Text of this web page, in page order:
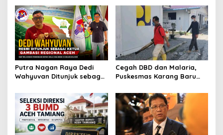
Lokal Aceh Resmi Dikontrak
Putra Nagan Raya Dedi
Wahyuvan Ditunjuk sebagai
Aceh
Cegah DBD dan Malaria,
Puskesmas Karang Baru